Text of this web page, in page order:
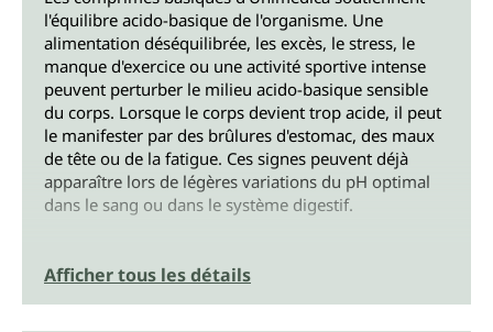
l'équilibre acido-basique de l'organisme. Une
alimentation déséquilibrée, les excès, le stress, le
manque d'exercice ou une activité sportive intense
peuvent perturber le milieu acido-basique sensible
du corps. Lorsque le corps devient trop acide, il peut
le manifester par des brûlures d'estomac, des maux
de tête ou de la fatigue. Ces signes peuvent déjà
apparaître lors de légères variations du pH optimal
dans le sang ou dans le système digestif.
le corps
Afficher tous les détails